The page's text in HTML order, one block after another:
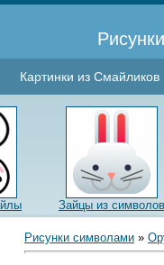
Картинки из Смайликов
Зайцы из символов
Рисунки символами »